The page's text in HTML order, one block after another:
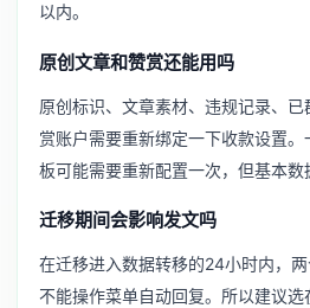
以内。
原创文章和赞赏还能用吗
原创标识、文章素材、违规记录、
赏账户需要重新绑定一下收款设置
板可能需要重新配置一次，但基本数
迁移期间会影响发文吗
在迁移进入数据转移的24小时内，
不能操作菜单自动回复。所以建议选